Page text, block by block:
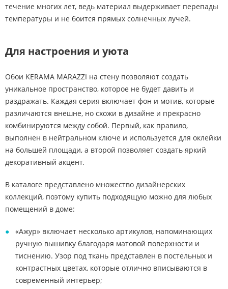
течение многих лет, ведь материал выдерживает перепады
температуры и не боится прямых солнечных лучей.
Для настроения и уюта
Обои KERAMA MARAZZI на стену позволяют создать
уникальное пространство, которое не будет давить и
раздражать. Каждая серия включает фон и мотив, которые
различаются внешне, но схожи в дизайне и прекрасно
комбинируются между собой. Первый, как правило,
выполнен в нейтральном ключе и используется для оклейки
на большей площади, а второй позволяет создать яркий
декоративный акцент.
В каталоге представлено множество дизайнерских
коллекций, поэтому купить подходящую можно для любых
помещений в доме:
«Ажур» включает несколько артикулов, напоминающих
ручную вышивку благодаря матовой поверхности и
тиснению. Узор под ткань представлен в постельных и
контрастных цветах, которые отлично вписываются в
современный интерьер;